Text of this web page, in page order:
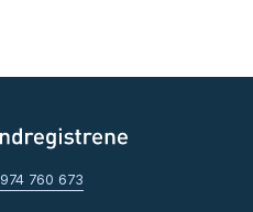
974 760 673